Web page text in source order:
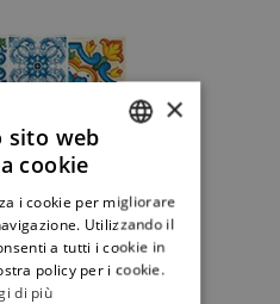
ENGLISH
×
sito web
cookie
i cookie per migliorare
Utilizzando il
a tutti i cookie in
policy per i cookie.
di più